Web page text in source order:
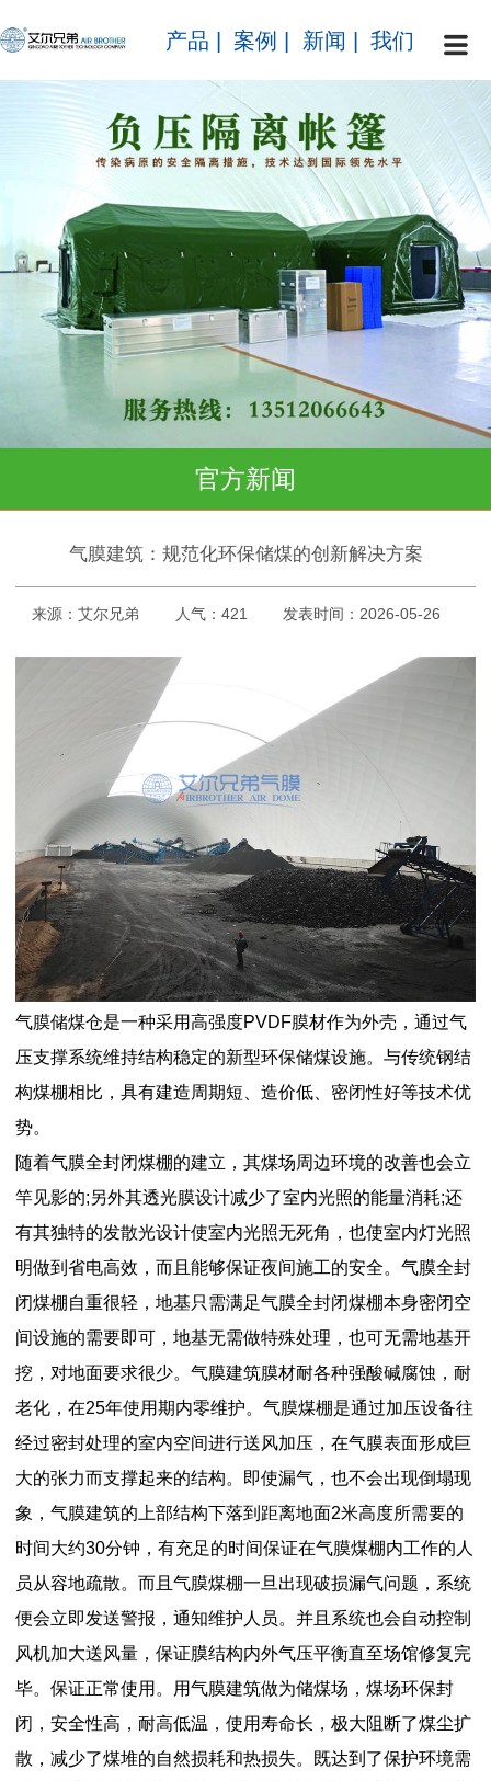
产品 案例 新闻 我们
官方新闻
气膜建筑：规范化环保储煤的创新解决方案
来源：艾尔兄弟 人气：421 发表时间：2026-05-26
气膜储煤仓是一种采用高强度PVDF膜材作为外壳，通过气
压支撑系统维持结构稳定的新型环保储煤设施。与传统钢结
构煤棚相比，具有建造周期短、造价低、密闭性好等技术优
势。
随着气膜全封闭煤棚的建立，其煤场周边环境的改善也会立
竿见影的;另外其透光膜设计减少了室内光照的能量消耗;还
有其独特的发散光设计使室内光照无死角，也使室内灯光照
明做到省电高效，而且能够保证夜间施工的安全。气膜全封
闭煤棚自重很轻，地基只需满足气膜全封闭煤棚本身密闭空
间设施的需要即可，地基无需做特殊处理，也可无需地基开
挖，对地面要求很少。气膜建筑膜材耐各种强酸碱腐蚀，耐
老化，在25年使用期内零维护。气膜煤棚是通过加压设备往
经过密封处理的室内空间进行送风加压，在气膜表面形成巨
大的张力而支撑起来的结构。即使漏气，也不会出现倒塌现
象，气膜建筑的上部结构下落到距离地面2米高度所需要的
时间大约30分钟，有充足的时间保证在气膜煤棚内工作的人
员从容地疏散。而且气膜煤棚一旦出现破损漏气问题，系统
便会立即发送警报，通知维护人员。并且系统也会自动控制
风机加大送风量，保证膜结构内外气压平衡直至场馆修复完
毕。保证正常使用。用气膜建筑做为储煤场，煤场环保封
闭，安全性高，耐高低温，使用寿命长，极大阻断了煤尘扩
散，减少了煤堆的自然损耗和热损失。既达到了保护环境需